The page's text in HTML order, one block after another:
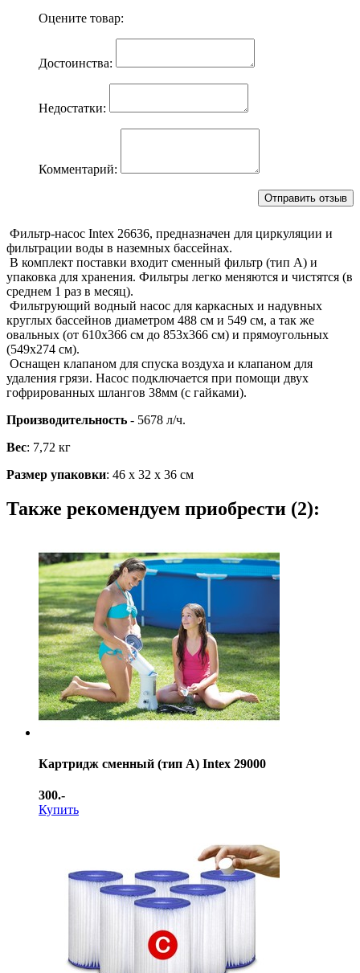
Оцените товар:
Достоинства:
Недостатки:
Комментарий:
Фильтр-насос Intex 26636, предназначен для циркуляции и
фильтрации воды в наземных бассейнах.
В комплект поставки входит сменный фильтр (тип А) и
упаковка для хранения. Фильтры легко меняются и чистятся (в
среднем 1 раз в месяц).
Фильтрующий водный насос для каркасных и надувных
круглых бассейнов диаметром 488 см и 549 см, а так же
овальных (от 610х366 см до 853х366 см) и прямоугольных
(549х274 см).
Оснащен клапаном для спуска воздуха и клапаном для
удаления грязи. Насос подключается при помощи двух
гофрированных шлангов 38мм (с гайками).
Производительность - 5678 л/ч.
Вес: 7,72 кг
Размер упаковки: 46 х 32 х 36 см
Также рекомендуем приобрести (2):
Картридж сменный (тип А) Intex 29000
300.-
Купить